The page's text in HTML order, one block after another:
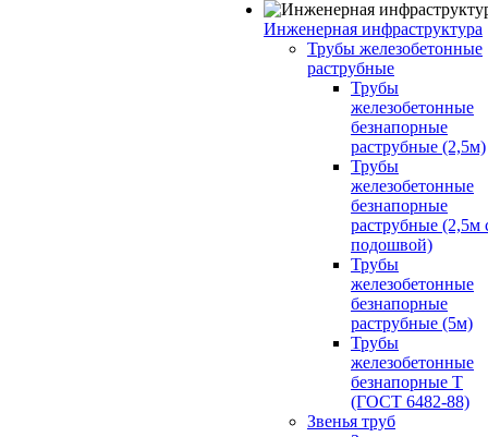
Инженерная инфраструктура
Трубы железобетонные
раструбные
Трубы
железобетонные
безнапорные
раструбные (2,5м)
Трубы
железобетонные
безнапорные
раструбные (2,5м
подошвой)
Трубы
железобетонные
безнапорные
раструбные (5м)
Трубы
железобетонные
безнапорные Т
(ГОСТ 6482-88)
Звенья труб